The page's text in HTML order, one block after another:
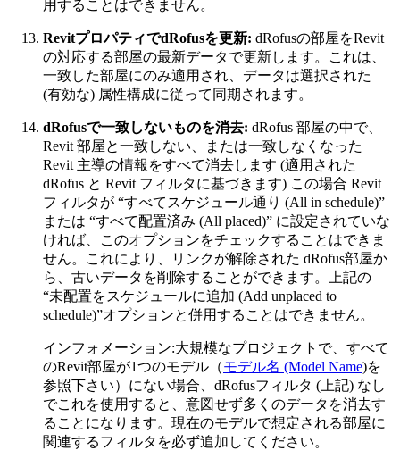
用することはできません。
RevitプロパティでdRofusを更新: dRofusの部屋をRevit
の対応する部屋の最新データで更新します。これは、
一致した部屋にのみ適用され、データは選択された
(有効な) 属性構成に従って同期されます。
dRofusで一致しないものを消去: dRofus 部屋の中で、
Revit 部屋と一致しない、または一致しなくなった
Revit 主導の情報をすべて消去します (適用された
dRofus と Revit フィルタに基づきます) この場合 Revit
フィルタが “すべてスケジュール通り (All in schedule)”
または “すべて配置済み (All placed)” に設定されていな
ければ、このオプションをチェックすることはできま
せん。これにより、リンクが解除された dRofus部屋か
ら、古いデータを削除することができます。上記の
“未配置をスケジュールに追加 (Add unplaced to
schedule)”オプションと併用することはできません。
インフォメーション:大規模なプロジェクトで、すべて
のRevit部屋が1つのモデル（モデル名 (Model Name)を
参照下さい）にない場合、dRofusフィルタ (上記) なし
でこれを使用すると、意図せず多くのデータを消去す
ることになります。現在のモデルで想定される部屋に
関連するフィルタを必ず追加してください。